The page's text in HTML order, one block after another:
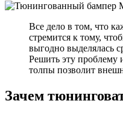
Все дело в том, что
стремится к тому,
выгодно выделялась
Решить эту проблему
толпы позволит
Зачем